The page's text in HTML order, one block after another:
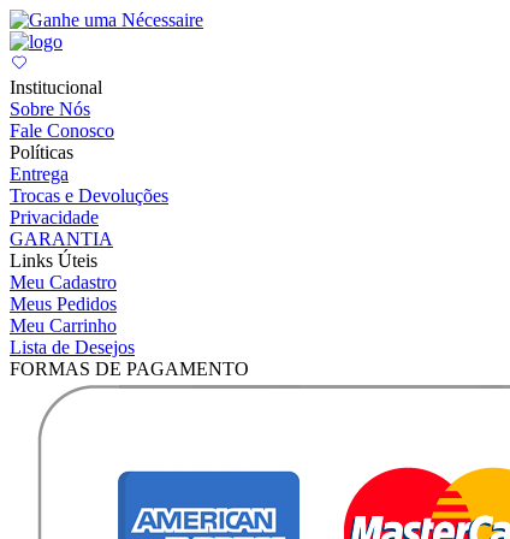
Institucional
Sobre Nós
Fale Conosco
Políticas
Entrega
Trocas e Devoluções
Privacidade
GARANTIA
Links Úteis
Meu Cadastro
Meus Pedidos
Meu Carrinho
Lista de Desejos
FORMAS DE PAGAMENTO